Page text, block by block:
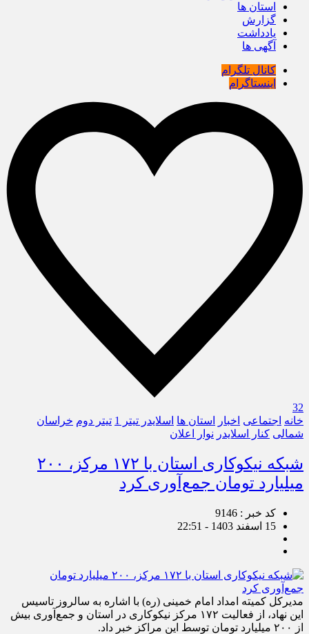
استان ها
گزارش
یادداشت
آگهی ها
کانال تلگرام
اینستاگرام
32
خانه اجتماعی اخبار استان ها اسلایدر تیتر 1 تیتر دوم خراسان
شمالی کنار اسلایدر نوار اعلان
شبکه نیکوکاری استان با ۱۷۲ مرکز، ۲۰۰
میلیارد تومان جمع‌آوری کرد
کد خبر : 9146
15 اسفند 1403 - 22:51
مدیرکل کمیته امداد امام خمینی (ره) با اشاره به سالروز تاسیس
این نهاد، از فعالیت ۱۷۲ مرکز نیکوکاری در استان و جمع‌آوری بیش
از ۲۰۰ میلیارد تومان توسط این مراکز خبر داد.